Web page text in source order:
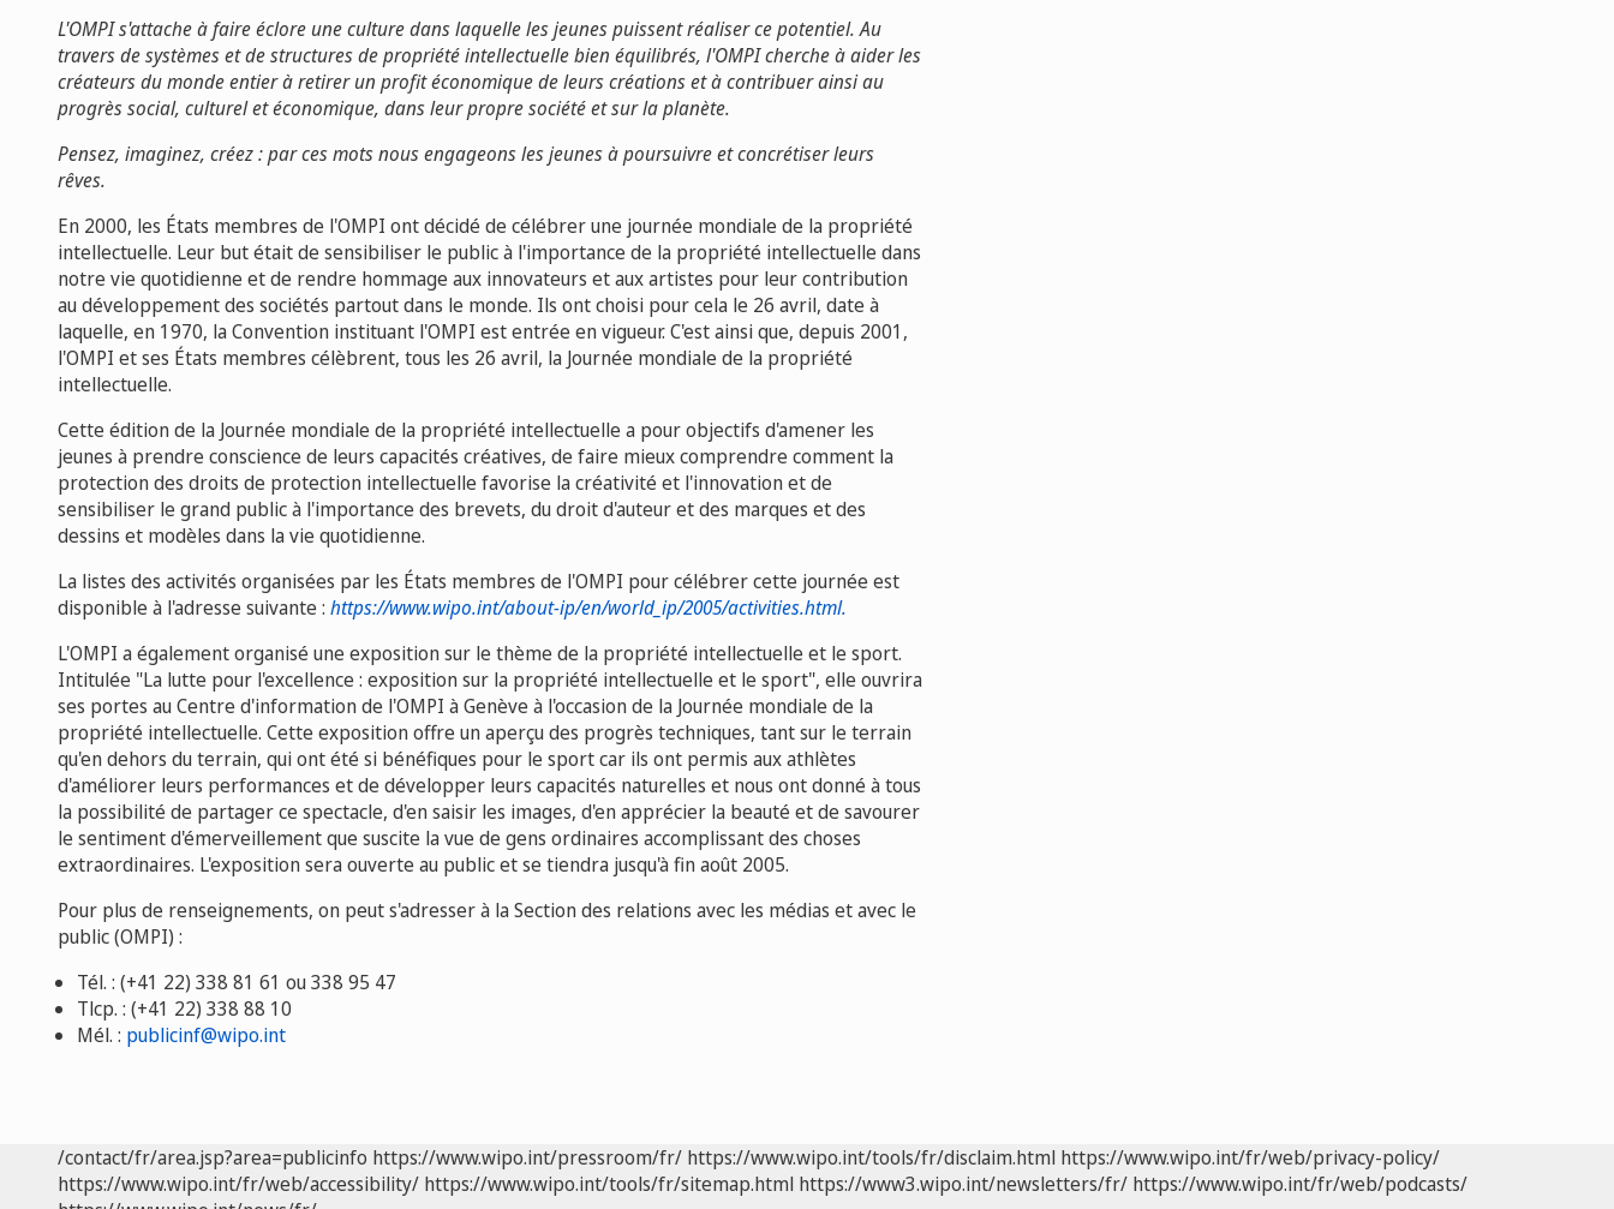
L'OMPI s'attache à faire éclore une culture dans laquelle les jeunes puissent réaliser ce potentiel. Au
travers de systèmes et de structures de propriété intellectuelle bien équilibrés, l'OMPI cherche à aider les
créateurs du monde entier à retirer un profit économique de leurs créations et à contribuer ainsi au
progrès social, culturel et économique, dans leur propre société et sur la planète.
Pensez, imaginez, créez : par ces mots nous engageons les jeunes à poursuivre et concrétiser leurs
rêves.
En 2000, les États membres de l'OMPI ont décidé de célébrer une journée mondiale de la propriété
intellectuelle. Leur but était de sensibiliser le public à l'importance de la propriété intellectuelle dans
notre vie quotidienne et de rendre hommage aux innovateurs et aux artistes pour leur contribution
au développement des sociétés partout dans le monde. Ils ont choisi pour cela le 26 avril, date à
laquelle, en 1970, la Convention instituant l'OMPI est entrée en vigueur. C'est ainsi que, depuis 2001,
l'OMPI et ses États membres célèbrent, tous les 26 avril, la Journée mondiale de la propriété
intellectuelle.
Cette édition de la Journée mondiale de la propriété intellectuelle a pour objectifs d'amener les
jeunes à prendre conscience de leurs capacités créatives, de faire mieux comprendre comment la
protection des droits de protection intellectuelle favorise la créativité et l'innovation et de
sensibiliser le grand public à l'importance des brevets, du droit d'auteur et des marques et des
dessins et modèles dans la vie quotidienne.
La listes des activités organisées par les États membres de l'OMPI pour célébrer cette journée est
disponible à l'adresse suivante : https://www.wipo.int/about-ip/en/world_ip/2005/activities.html.
L'OMPI a également organisé une exposition sur le thème de la propriété intellectuelle et le sport.
Intitulée "La lutte pour l'excellence : exposition sur la propriété intellectuelle et le sport", elle ouvrira
ses portes au Centre d'information de l'OMPI à Genève à l'occasion de la Journée mondiale de la
propriété intellectuelle. Cette exposition offre un aperçu des progrès techniques, tant sur le terrain
qu'en dehors du terrain, qui ont été si bénéfiques pour le sport car ils ont permis aux athlètes
d'améliorer leurs performances et de développer leurs capacités naturelles et nous ont donné à tous
la possibilité de partager ce spectacle, d'en saisir les images, d'en apprécier la beauté et de savourer
le sentiment d'émerveillement que suscite la vue de gens ordinaires accomplissant des choses
extraordinaires. L'exposition sera ouverte au public et se tiendra jusqu'à fin août 2005.
Pour plus de renseignements, on peut s'adresser à la Section des relations avec les médias et avec le
public (OMPI) :
Tél. : (+41 22) 338 81 61 ou 338 95 47
Tlcp. : (+41 22) 338 88 10
Mél. : publicinf@wipo.int
/contact/fr/area.jsp?area=publicinfo https://www.wipo.int/pressroom/fr/ https://www.wipo.int/tools/fr/disclaim.html https://www.wipo.int/fr/web/privacy-policy/
https://www.wipo.int/fr/web/accessibility/ https://www.wipo.int/tools/fr/sitemap.html https://www3.wipo.int/newsletters/fr/ https://www.wipo.int/fr/web/podcasts/